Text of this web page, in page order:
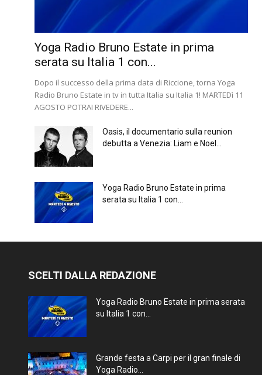
Yoga Radio Bruno Estate in prima
serata su Italia 1 con...
Dopo il successo della prima data di Riccione, torna Yoga
Radio Bruno Estate in tv in tutta Italia su Italia 1! MARTEDì 11
AGOSTO POTRAI RIVEDERE...
Oasis, il documentario sulla reunion
debutta a Venezia: Liam e Noel...
Yoga Radio Bruno Estate in prima
serata su Italia 1 con...
SCELTI DALLA REDAZIONE
Yoga Radio Bruno Estate in prima serata
su Italia 1 con...
Grande festa a Carpi per il gran finale di
Yoga Radio...